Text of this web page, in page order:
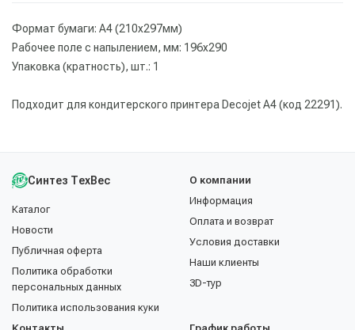
Формат бумаги: А4 (210х297мм)
Рабочее поле с напылением, мм: 196х290
Упаковка (кратность), шт.: 1
Подходит для кондитерского принтера Decojet А4 (код 22291).
Синтез ТехВес
Каталог
Новости
Публичная оферта
Политика обработки
персональных данных
Политика использования куки
О компании
Информация
Оплата и возврат
Условия доставки
Наши клиенты
3D-тур